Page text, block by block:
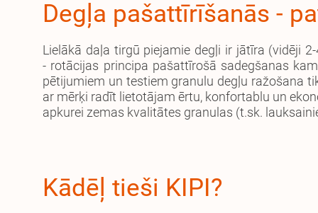
Degļa pašattīrīšanās -
Lielākā daļa tirgū piejamie degļi ir jātīra (vidēji
- rotācijas principa pašattīrošā sadegšanas
pētijumiem un testiem granulu degļu ražošana
ar mērķi radīt lietotājam ērtu, konfortablu un
apkurei zemas kvalitātes granulas (t.sk.
Kādēļ tieši KIPI?